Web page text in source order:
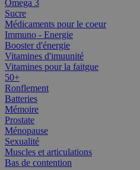
Omega 3
Sucre
Médicaments pour le coeur
Immuno - Energie
Booster d'énergie
Vitamines d'imuunité
Vitamines pour la faitgue
50+
Ronflement
Batteries
Mémoire
Prostate
Ménopause
Sexualité
Muscles et articulations
Bas de contention